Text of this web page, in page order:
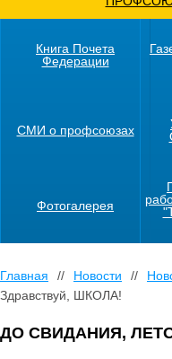
Книга Почета
Федерации
СМИ о профсоюзах
Фотогалерея
Главная // Новости //
Здравствуй, ШКОЛА!
ДО СВИДАНИЯ,